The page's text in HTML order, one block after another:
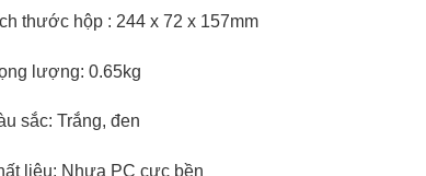
thước hộp : 244 x 72 x 157mm
lượng: 0.65kg
sắc: Trắng, đen
liệu: Nhựa PC cực bền